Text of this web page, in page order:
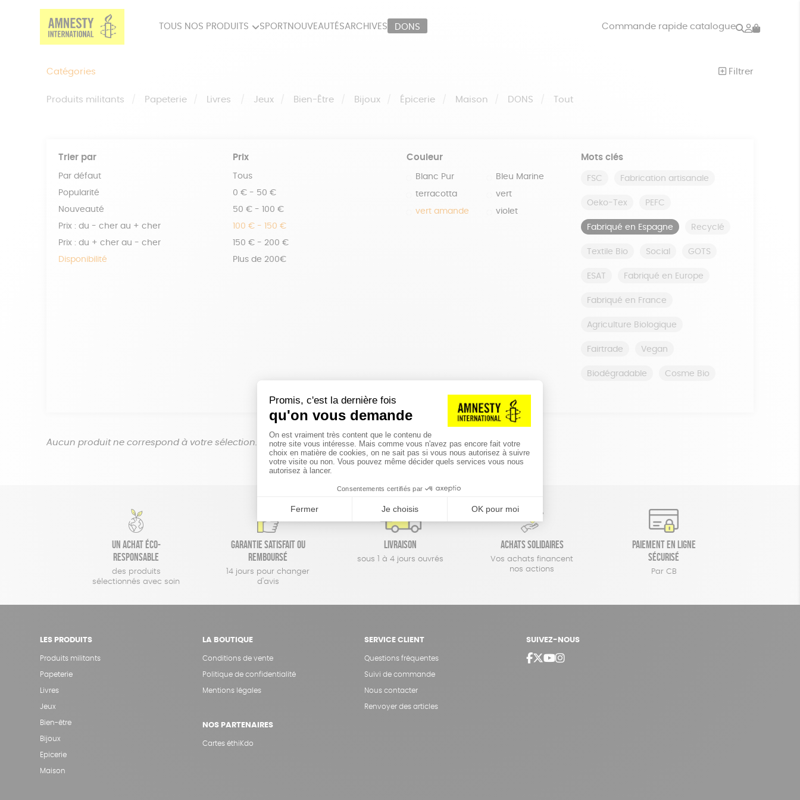
TOUS NOS PRODUITS SPORT NOUVEAUTÉSARCHIVES DONS Commande rapide catalogue Rechercher
Mon
Catégories Filtrer
Produits militants Papeterie Livres Jeux Bien-Être Bijoux Épicerie Maison DONS Tout
Trier par
Par défaut
Popularité
Nouveauté
Prix : du - cher au + cher
Prix : du + cher au - cher
Disponibilité
Prix
Tous
0 € - 50 €
50 € - 100 €
100 € - 150 €
150 € - 200 €
Plus de 200€
Couleur
Blanc Pur Bleu Marine
terracotta vert
vert amande violet
Mots clés
FSC Fabrication artisanale
Oeko-Tex PEFC
Fabriqué en Espagne Recyclé
Textile Bio Social GOTS
ESAT Fabriqué en Europe
Fabriqué en France
Agriculture Biologique
Fairtrade Vegan
Biodégradable Cosme Bio
Aucun produit ne correspond à votre sélection.
Un achat éco-
responsable
des produits
sélectionnés avec soin
Garantie satisfait ou
remboursé
14 jours pour changer
d'avis
Livraison
sous 1 à 4 jours ouvrés
Achats solidaires
Vos achats financent
nos actions
Paiement en ligne
sécurisé
Par CB
LES PRODUITS
Produits militants
Papeterie
Livres
Jeux
Bien-être
Bijoux
Epicerie
Maison
LA BOUTIQUE
Conditions de vente
Politique de confidentialité
Mentions légales
NOS PARTENAIRES
Cartes éthiKdo
SERVICE CLIENT
Questions fréquentes
Suivi de commande
Nous contacter
Renvoyer des articles
SUIVEZ-NOUS